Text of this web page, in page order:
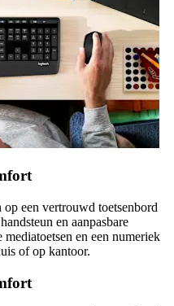
een vertrouwd toetsenbord
en aanpasbare
en een numeriek
of op kantoor.